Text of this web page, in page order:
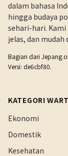
dalam bahasa
hingga budaya
sehari-hari.
jelas, dan mudah
Bagian dari
Versi: de6cbf80.
KATEGORI
Ekonomi
Domestik
Kesehatan